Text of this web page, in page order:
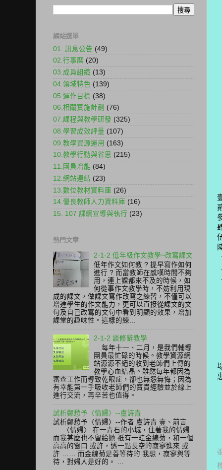
網站選單
01. 訊息公告 (49)
02.行事曆 (20)
03.成員組織 (13)
04.領域特色 (139)
05.運作目標 (38)
06.相關實施計劃 (76)
07.課程與教學研發 (325)
08.學習成效評量 (107)
09.教學資源運用 (163)
10.教學行動與省思 (215)
11.團員增能 (84)
12.網站連結 (23)
13.數位教材資料庫 (26)
14.優良教師人力資料庫 (16)
15. 107 課綱宣導與執行 (23)
熱門文章
2-1-2 低年級作文教學~改寫課文
低年作文如何教 ? 提早寫作如何
進行 ? 而當教師在感嘆時間不夠
用，連上課都來不及的時候，如
何從事作文教學時，不妨利用現
成的課文，做課文寫作改寫之練習，不僅可以
增進學生的作文能力，更可以直接從課文的文
句及自己改寫的文句中看到明顯的效果，增加
課堂的趣味性。這樣的練...
2-1-2 談修辭教學
每年十一、二月，是我們輔導
團員最忙碌的時候。教學資源網
站源源不絕的收到老師們上傳的
教學心血結晶。雖然每年都因為
審查工作而導致乾眼症，卻也無怨無悔；因為
有幸能第一手吸收老師們的寶貴經驗並於線上
進行交流，再辛苦也值得。
試析鄭愁予〈情婦〉--盧詩青
試析鄭愁予〈情婦〉--作者 盧詩青 壹、前言
〈情婦〉 在一青石的小城，住著我的情婦
而我甚麼也不留給她 祇有一畦金線菊，和一個
高高的窗口 或許，透一點長空的寂寥進來 或
許 …… 而金線菊是善等待的 我想，寂寥與等
待，對婦人是好的。 ...